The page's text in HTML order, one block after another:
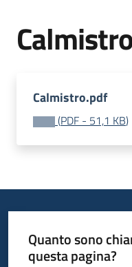
Calmistro.pdf
(PDF - 51,1 KB)
Quanto sono
questa pagina?